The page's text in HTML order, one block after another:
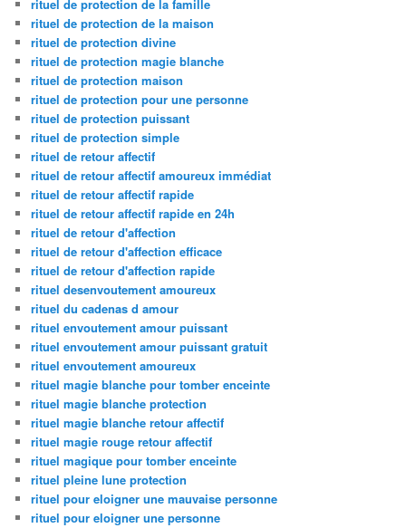
rituel de protection de la famille
rituel de protection de la maison
rituel de protection divine
rituel de protection magie blanche
rituel de protection maison
rituel de protection pour une personne
rituel de protection puissant
rituel de protection simple
rituel de retour affectif
rituel de retour affectif amoureux immédiat
rituel de retour affectif rapide
rituel de retour affectif rapide en 24h
rituel de retour d'affection
rituel de retour d'affection efficace
rituel de retour d'affection rapide
rituel desenvoutement amoureux
rituel du cadenas d amour
rituel envoutement amour puissant
rituel envoutement amour puissant gratuit
rituel envoutement amoureux
rituel magie blanche pour tomber enceinte
rituel magie blanche protection
rituel magie blanche retour affectif
rituel magie rouge retour affectif
rituel magique pour tomber enceinte
rituel pleine lune protection
rituel pour eloigner une mauvaise personne
rituel pour eloigner une personne